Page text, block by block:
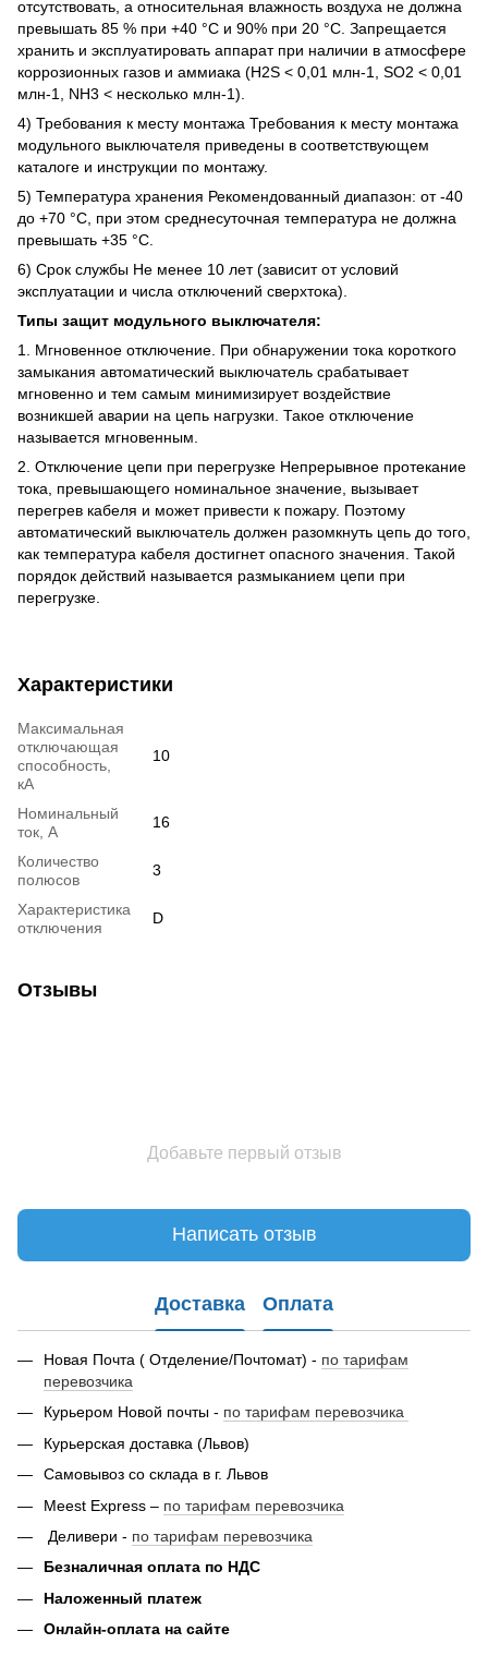
отсутствовать, а относительная влажность воздуха не должна
превышать 85 % при +40 °C и 90% при 20 °C. Запрещается
хранить и эксплуатировать аппарат при наличии в атмосфере
коррозионных газов и аммиака (H2S < 0,01 млн-1, SO2 < 0,01
млн-1, NH3 < несколько млн-1).
4) Требования к месту монтажа Требования к месту монтажа
модульного выключателя приведены в соответствующем
каталоге и инструкции по монтажу.
5) Температура хранения Рекомендованный диапазон: от -40
до +70 °C, при этом среднесуточная температура не должна
превышать +35 °C.
6) Срок службы Не менее 10 лет (зависит от условий
эксплуатации и числа отключений сверхтока).
Типы защит модульного выключателя:
1. Мгновенное отключение. При обнаружении тока короткого
замыкания автоматический выключатель срабатывает
мгновенно и тем самым минимизирует воздействие
возникшей аварии на цепь нагрузки. Такое отключение
называется мгновенным.
2. Отключение цепи при перегрузке Непрерывное протекание
тока, превышающего номинальное значение, вызывает
перегрев кабеля и может привести к пожару. Поэтому
автоматический выключатель должен разомкнуть цепь до того,
как температура кабеля достигнет опасного значения. Такой
порядок действий называется размыканием цепи при
перегрузке.
Характеристики
Максимальная
отключающая
способность,
кА
10
Номинальный
ток, А
16
Количество
полюсов
3
Характеристика
отключения
D
Отзывы
Добавьте первый отзыв
Написать отзыв
Доставка Оплата
Новая Почта ( Отделение/Почтомат) - по тарифам
перевозчика
Курьером Новой почты - по тарифам перевозчика
Курьерская доставка (Львов)
Самовывоз со склада в г. Львов
Meest Express – по тарифам перевозчика
Деливери - по тарифам перевозчика
Безналичная оплата по НДС
Наложенный платеж
Онлайн-оплата на сайте